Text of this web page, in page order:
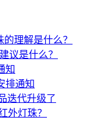
理解是什么？
议是什么？
知
排通知
迭代升级了
外灯珠？